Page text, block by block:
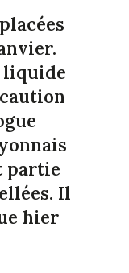
liquide
partie
Il
hier